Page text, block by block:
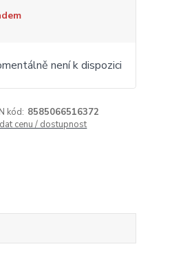
není k dispozici
kód: 8585066516372
cenu / dostupnost